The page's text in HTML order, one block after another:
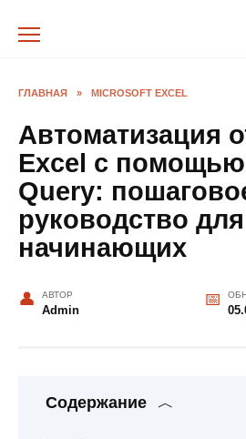
ГЛАВНАЯ » MICROSOFT EXCEL
Автоматизация
Excel с
Query:
руководство для
начинающих
АВТОР
Admin
Содержание